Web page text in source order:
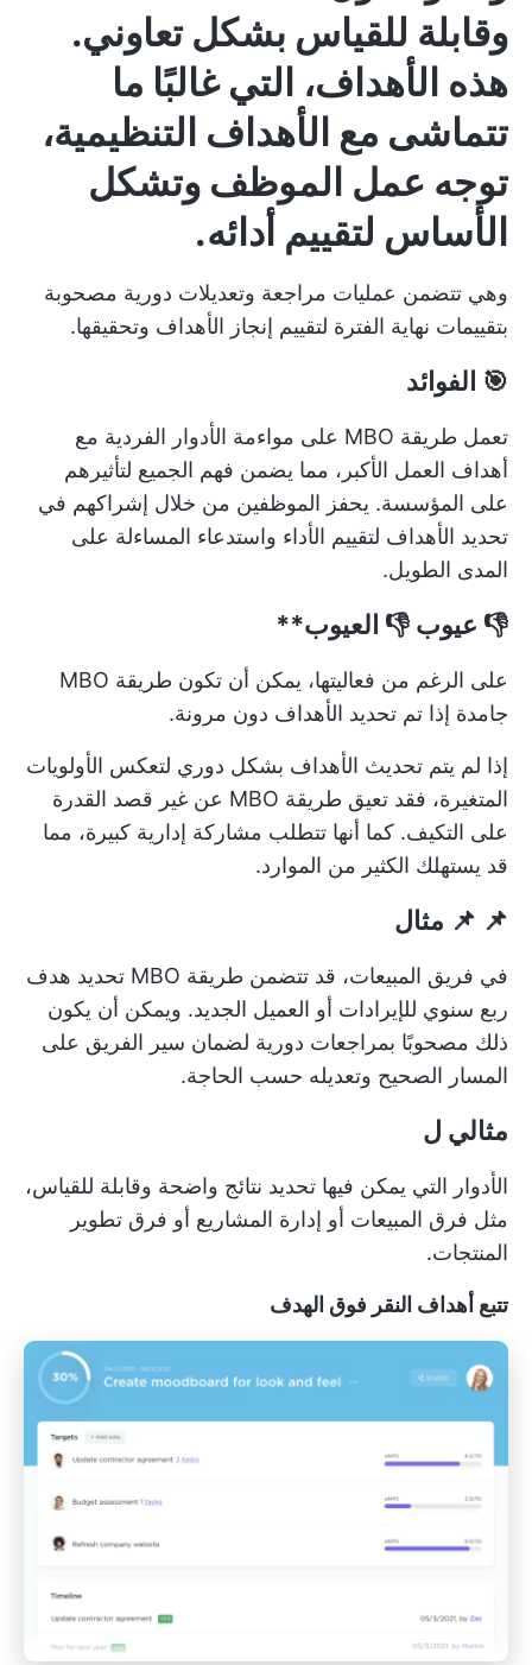
وقابلة للقياس بشكل تعاوني.
هذه الأهداف، التي غالبًا ما
تتماشى مع الأهداف التنظيمية،
توجه عمل الموظف وتشكل
الأساس لتقييم أدائه.
وهي تتضمن عمليات مراجعة وتعديلات دورية مصحوبة
بتقييمات نهاية الفترة لتقييم إنجاز الأهداف وتحقيقها.
🎯 الفوائد
تعمل طريقة MBO على مواءمة الأدوار الفردية مع
أهداف العمل الأكبر، مما يضمن فهم الجميع لتأثيرهم
على المؤسسة. يحفز الموظفين من خلال إشراكهم في
تحديد الأهداف لتقييم الأداء واستدعاء المساءلة على
المدى الطويل.
👎 عيوب 👎 العيوب**
على الرغم من فعاليتها، يمكن أن تكون طريقة MBO
جامدة إذا تم تحديد الأهداف دون مرونة.
إذا لم يتم تحديث الأهداف بشكل دوري لتعكس الأولويات
المتغيرة، فقد تعيق طريقة MBO عن غير قصد القدرة
على التكيف. كما أنها تتطلب مشاركة إدارية كبيرة، مما
قد يستهلك الكثير من الموارد.
📌 📌 مثال
في فريق المبيعات، قد تتضمن طريقة MBO تحديد هدف
ربع سنوي للإيرادات أو العميل الجديد. ويمكن أن يكون
ذلك مصحوبًا بمراجعات دورية لضمان سير الفريق على
المسار الصحيح وتعديله حسب الحاجة.
مثالي ل
الأدوار التي يمكن فيها تحديد نتائج واضحة وقابلة للقياس،
مثل فرق المبيعات أو إدارة المشاريع أو فرق تطوير
المنتجات.
تتبع أهداف النقر فوق الهدف